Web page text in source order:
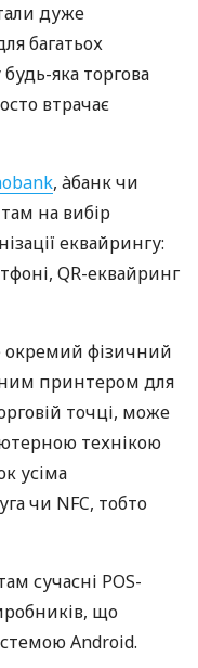
дуже
багатьох
яка торгова
втрачає
, àбанк чи
на вибір
еквайрингу:
QR-еквайринг
окремий фізичний
принтером для
точці, може
технікою
усіма
чи NFC, тобто
сучасні POS-
що
Android.